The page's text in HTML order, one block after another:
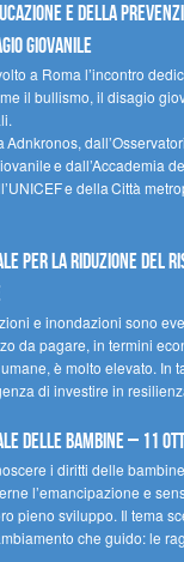
e della
giovanile
a Roma l’incontro
il bullismo, il disagio
Adnkronos,
e dall’Accademia
e della Città
per la riduzione del
e inondazioni sono
da pagare, in termini
è molto elevato. In
di investire in
delle bambine – 11
i diritti delle
l’emancipazione e
pieno sviluppo. Il tema
che guido: le